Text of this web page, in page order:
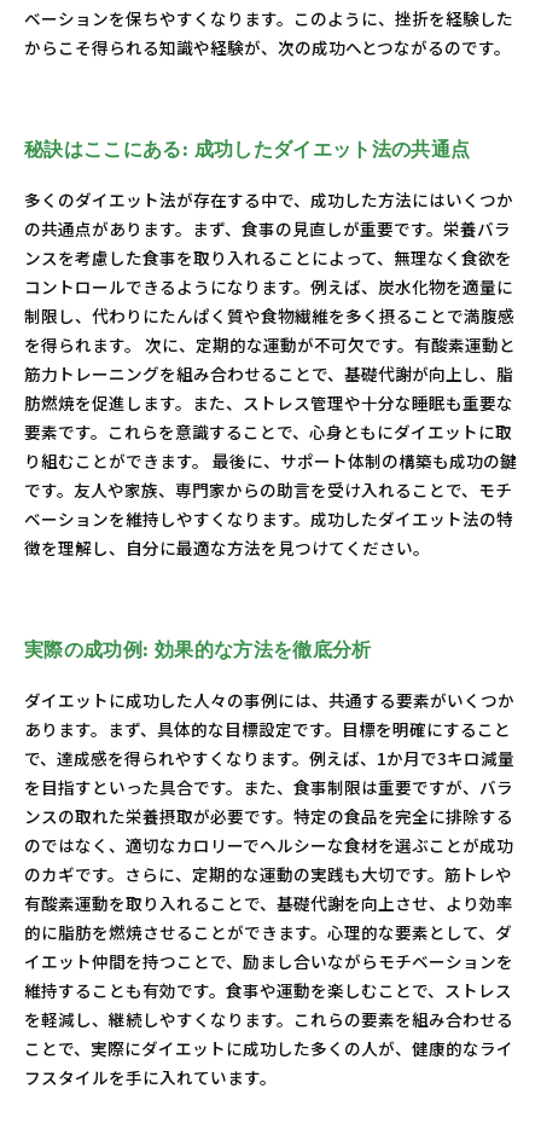
ベーションを保ちやすくなります。このように、挫折を経験した
からこそ得られる知識や経験が、次の成功へとつながるのです。
秘訣はここにある: 成功したダイエット法の共通点
多くのダイエット法が存在する中で、成功した方法にはいくつか
の共通点があります。まず、食事の見直しが重要です。栄養バラ
ンスを考慮した食事を取り入れることによって、無理なく食欲を
コントロールできるようになります。例えば、炭水化物を適量に
制限し、代わりにたんぱく質や食物繊維を多く摂ることで満腹感
を得られます。 次に、定期的な運動が不可欠です。有酸素運動と
筋力トレーニングを組み合わせることで、基礎代謝が向上し、脂
肪燃焼を促進します。また、ストレス管理や十分な睡眠も重要な
要素です。これらを意識することで、心身ともにダイエットに取
り組むことができます。 最後に、サポート体制の構築も成功の鍵
です。友人や家族、専門家からの助言を受け入れることで、モチ
ベーションを維持しやすくなります。成功したダイエット法の特
徴を理解し、自分に最適な方法を見つけてください。
実際の成功例: 効果的な方法を徹底分析
ダイエットに成功した人々の事例には、共通する要素がいくつか
あります。まず、具体的な目標設定です。目標を明確にすること
で、達成感を得られやすくなります。例えば、1か月で3キロ減量
を目指すといった具合です。また、食事制限は重要ですが、バラ
ンスの取れた栄養摂取が必要です。特定の食品を完全に排除する
のではなく、適切なカロリーでヘルシーな食材を選ぶことが成功
のカギです。さらに、定期的な運動の実践も大切です。筋トレや
有酸素運動を取り入れることで、基礎代謝を向上させ、より効率
的に脂肪を燃焼させることができます。心理的な要素として、ダ
イエット仲間を持つことで、励まし合いながらモチベーションを
維持することも有効です。食事や運動を楽しむことで、ストレス
を軽減し、継続しやすくなります。これらの要素を組み合わせる
ことで、実際にダイエットに成功した多くの人が、健康的なライ
フスタイルを手に入れています。